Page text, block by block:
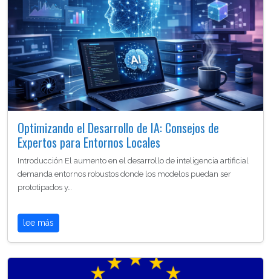
Optimizando el Desarrollo de IA: Consejos de
Expertos para Entornos Locales
Introducción El aumento en el desarrollo de inteligencia artificial
demanda entornos robustos donde los modelos puedan ser
prototipados y…
lee más